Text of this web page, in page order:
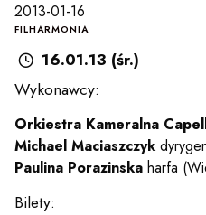
2013-01-16
FILHARMONIA
16.01.13 (śr.)
Wykonawcy:
Orkiestra Kameralna
Michael Maciaszczyk
Paulina Porazinska harfa
Bilety: